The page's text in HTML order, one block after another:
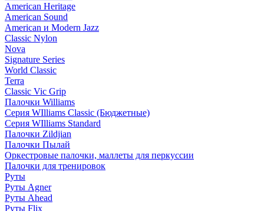
American Heritage
American Sound
American и Modern Jazz
Classic Nylon
Nova
Signature Series
World Classic
Terra
Classic Vic Grip
Палочки Williams
Серия WIlliams Classic (Бюджетные)
Серия WIlliams Standard
Палочки Zildjian
Палочки Пылай
Оркестровые палочки, маллеты для перкуссии
Палочки для тренировок
Руты
Руты Agner
Руты Ahead
Руты Flix